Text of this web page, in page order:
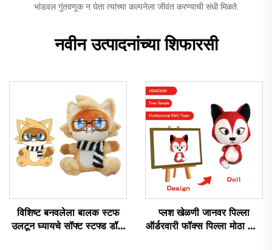
भांडवल गुंतवणूक न घेता त्यांच्या कल्पनेला जीवंत करण्याची संधी मिळते.
नवीन उत्पादनांच्या शिफारसी
विशिष्ट बनवलेला बालक स्टफ
उलटून घ्यायचे सॉफ्ट स्टफ्ड डॉल
प्लश खेळणी जानवर पिल्ला
ऑर्डरवारी फॉक्स पिल्ला मोठा डॉल